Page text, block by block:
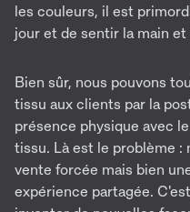
les couleurs, il est
jour et de sentir la main
Bien sûr, nous pouvons
tissu aux clients par la
présence physique avec
tissu. Là est le problème :
vente forcée mais bien
expérience partagée.